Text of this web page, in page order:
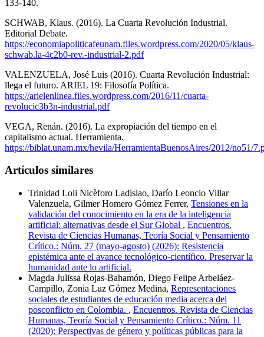
133-140.
SCHWAB, Klaus. (2016). La Cuarta Revolución Industrial.
Editorial Debate.
https://economiapoliticafeunam.files.wordpress.com/2020/05/klaus-
schwab.la-4c2b0-rev.-industrial-2.pdf
VALENZUELA, José Luis (2016). Cuarta Revolución Industrial:
llega el futuro. ARIEL 19: Filosofía Política.
https://arielenlinea.files.wordpress.com/2016/11/cuarta-
revolucic3b3n-industrial.pdf
VEGA, Renán. (2016). La expropiación del tiempo en el
capitalismo actual. Herramienta.
https://biblat.unam.mx/hevila/HerramientaBuenosAires/2012/no51/
Artículos similares
Trinidad Loli Nicèforo Ladislao, Darío Leoncio Villar
Valenzuela, Gilmer Homero Gómez Ferrer, Tensiones en la
validación del conocimiento en la era de la inteligencia
artificial: alternativas desde el Sur Global , Encuentros.
Revista de Ciencias Humanas, Teoría Social y Pensamiento
Crítico.: Núm. 27 (mayo-agosto) (2026): Resistencia
epistémica ante el avance tecnológico-científico. Preservar la
humanidad ante lo artificial.
Magda Julissa Rojas-Bahamón, Diego Felipe Arbeláez-
Campillo, Zonia Luz Gómez Medina, Representaciones
sociales de estudiantes de educación media acerca del
posconflicto en Colombia. , Encuentros. Revista de Ciencias
Humanas, Teoría Social y Pensamiento Crítico.: Núm. 11
(2020): Perspectivas de género y políticas públicas para la